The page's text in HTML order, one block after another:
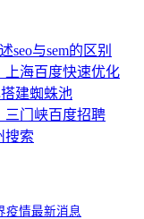
seo与sem的区别
上海百度快速优化
建蜘蛛池
三门峡百度招聘
搜索
疫情最新消息